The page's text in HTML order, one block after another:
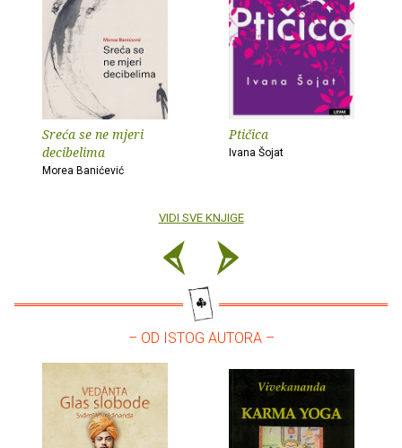
Sreća se ne mjeri
decibelima
Morea Banićević
Ptičica
Ivana Šojat
VIDI SVE KNJIGE
– OD ISTOG AUTORA –